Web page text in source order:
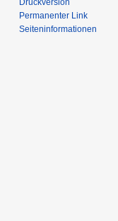
Druckversion
Permanenter Link
Seiten­­informationen